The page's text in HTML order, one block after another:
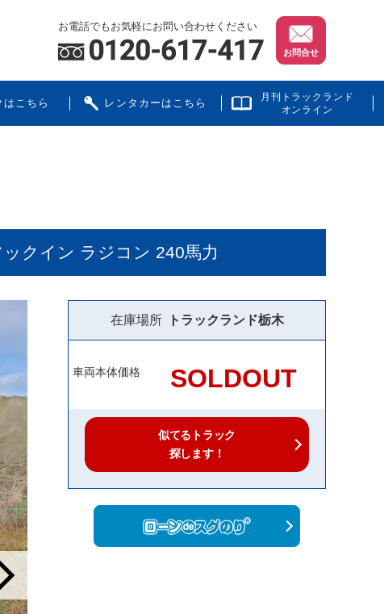
お電話でもお気軽にお問い合わせください
お問合せ
こちら レンタカーはこちら
月刊トラックランド
オンライン
クイン ラジコン 240馬力
在庫場所 トラックランド栃木
車両本体価格 SOLDOUT
似てるトラック
探します！